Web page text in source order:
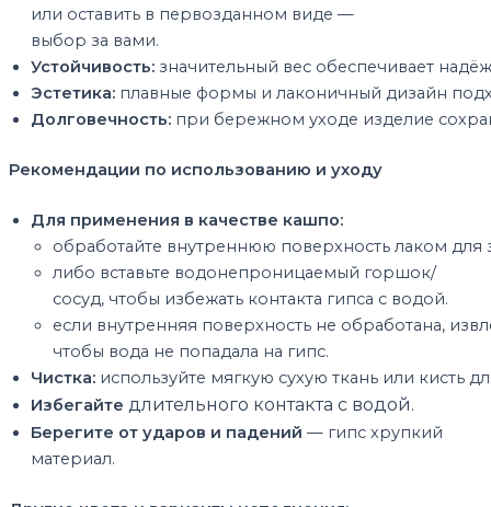
или оставить в первозданном виде —
выбор за вами.
Устойчивость: значительный вес обеспечивает
Эстетика: плавные формы и лаконичный дизайн
Долговечность: при бережном уходе изделие
Рекомендации по использованию и уходу
Для применения в качестве кашпо:
обработайте внутреннюю поверхность лаком для
либо вставьте водонепроницаемый горшок/
сосуд, чтобы избежать контакта гипса с водой.
если внутренняя поверхность не обработана,
чтобы вода не попадала на гипс.
Чистка: используйте мягкую сухую ткань или кисть
Избегайте длительного контакта с водой.
Берегите от ударов и падений — гипс хрупкий
материал.